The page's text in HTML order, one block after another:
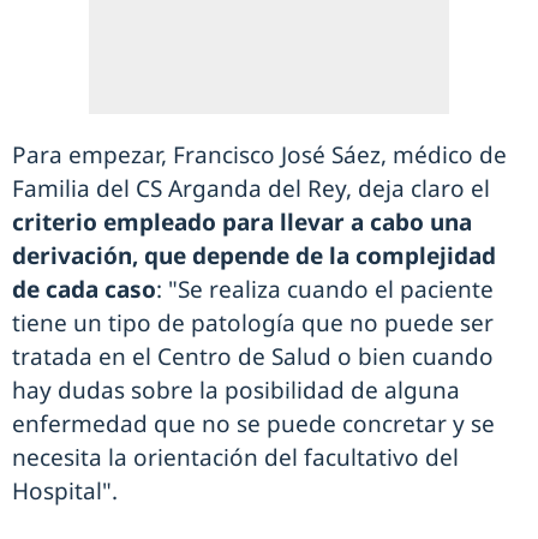
Para empezar, Francisco José Sáez, médico de
Familia del CS Arganda del Rey, deja claro el
criterio empleado para llevar a cabo una
derivación, que depende de la complejidad
de cada caso: "Se realiza cuando el paciente
tiene un tipo de patología que no puede ser
tratada en el Centro de Salud o bien cuando
hay dudas sobre la posibilidad de alguna
enfermedad que no se puede concretar y se
necesita la orientación del facultativo del
Hospital".